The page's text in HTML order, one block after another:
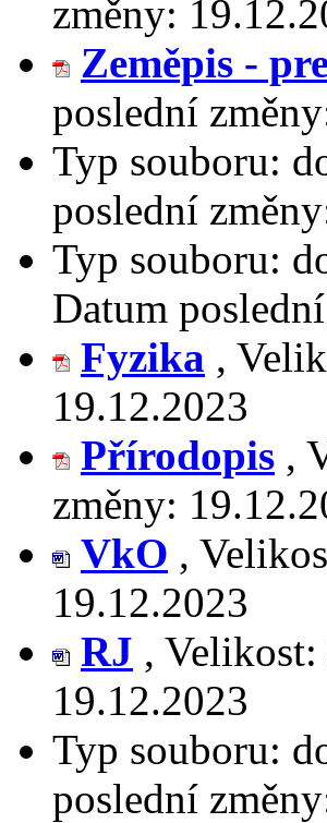
změny:
Zeměpis -
poslední
Typ souboru:
poslední
Typ souboru:
Datum
Fyzika ,
19.12.2023
Přírodopis ,
změny:
VkO ,
19.12.2023
RJ , Velikost:
19.12.2023
Typ souboru:
poslední